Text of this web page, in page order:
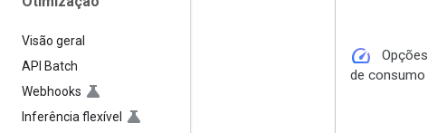
Visão geral
API Batch
Webhooks
Inferência flexível
speed
Opções
de consumo